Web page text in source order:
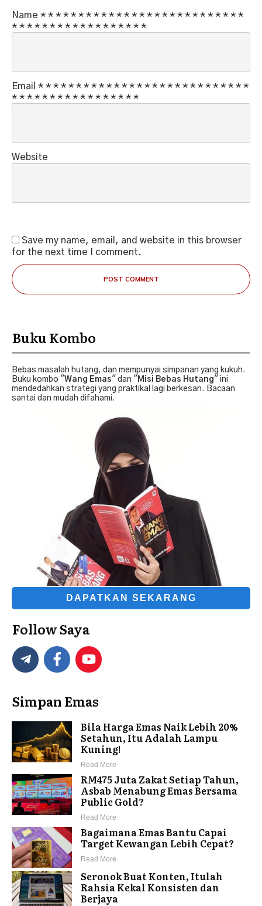
Name * * * * * * * * * * * * * * * * * * * * * * * * * * *
* * * * * * * * * * * * * * * * * *
Email * * * * * * * * * * * * * * * * * * * * * * * * * * * *
* * * * * * * * * * * * * * * * *
Website
Save my name, email, and website in this browser
for the next time I comment.
POST COMMENT
Buku Kombo
Bebas masalah hutang, dan mempunyai simpanan yang kukuh.
Buku kombo "Wang Emas" dan " Misi Bebas Hutang" ini
mendedahkan strategi yang praktikal lagi berkesan. Bacaan
santai dan mudah difahami.
DAPATKAN SEKARANG
Follow Saya
Simpan Emas
Bila Harga Emas Naik Lebih 20%
Setahun, Itu Adalah Lampu
Kuning!
Read More
RM475 Juta Zakat Setiap Tahun,
Asbab Menabung Emas Bersama
Public Gold?
Read More
Bagaimana Emas Bantu Capai
Target Kewangan Lebih Cepat?
Read More
Seronok Buat Konten, Itulah
Rahsia Kekal Konsisten dan
Berjaya